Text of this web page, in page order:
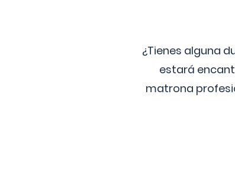
¿Tienes alguna
estará
matrona